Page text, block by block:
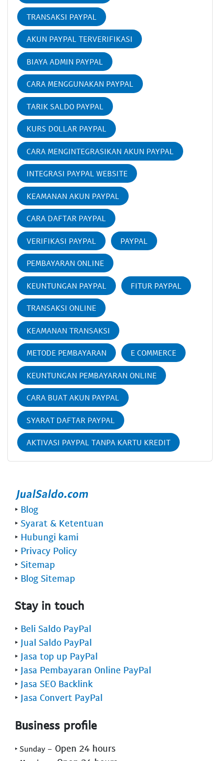
TRANSAKSI PAYPAL
AKUN PAYPAL TERVERIFIKASI
BIAYA ADMIN PAYPAL
CARA MENGGUNAKAN PAYPAL
TARIK SALDO PAYPAL
KURS DOLLAR PAYPAL
CARA MENGINTEGRASIKAN AKUN PAYPAL
INTEGRASI PAYPAL WEBSITE
KEAMANAN AKUN PAYPAL
CARA DAFTAR PAYPAL
VERIFIKASI PAYPAL PAYPAL
PEMBAYARAN ONLINE
KEUNTUNGAN PAYPAL FITUR PAYPAL
TRANSAKSI ONLINE
KEAMANAN TRANSAKSI
METODE PEMBAYARAN E COMMERCE
KEUNTUNGAN PEMBAYARAN ONLINE
CARA BUAT AKUN PAYPAL
SYARAT DAFTAR PAYPAL
AKTIVASI PAYPAL TANPA KARTU KREDIT
‣ Blog
‣ Syarat & Ketentuan
‣ Hubungi kami
‣ Privacy Policy
‣ Sitemap
‣ Blog Sitemap
Stay in touch
‣ Beli Saldo PayPal
‣ Jual Saldo PayPal
‣ Jasa top up PayPal
‣ Jasa Pembayaran Online PayPal
‣ Jasa SEO Backlink
‣ Jasa Convert PayPal
Business profile
‣ Sunday - Open 24 hours